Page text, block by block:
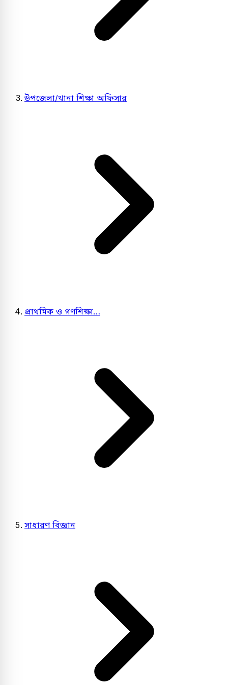
উপজেলা/থানা শিক্ষা অফিসার
প্রাথমিক ও গণশিক্ষা…
সাধারণ বিজ্ঞান